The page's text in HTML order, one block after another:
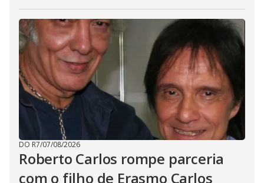
DO R7/07/08/2026
Roberto Carlos rompe parceria
com o filho de Erasmo Carlos